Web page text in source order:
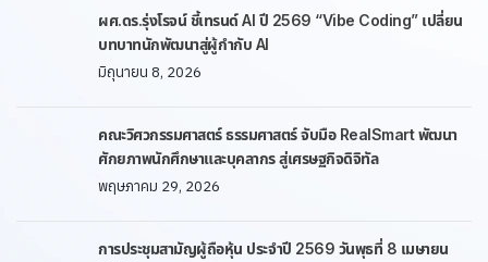
ผศ.ดร.รุ่งโรจน์ ชี้เทรนด์ AI ปี 2569 “Vibe Coding” เปลี่ยน
บทบาทนักพัฒนาสู่ผู้กำกับ AI
มิถุนายน 8, 2026
คณะวิศวกรรมศาสตร์ ธรรมศาสตร์ จับมือ RealSmart พัฒนา
ศักยภาพนักศึกษาและบุคลากร สู่เศรษฐกิจดิจิทัล
พฤษภาคม 29, 2026
การประชุมสามัญผู้ถือหุ้น ประจำปี 2569 วันพุธที่ 8 เมษายน